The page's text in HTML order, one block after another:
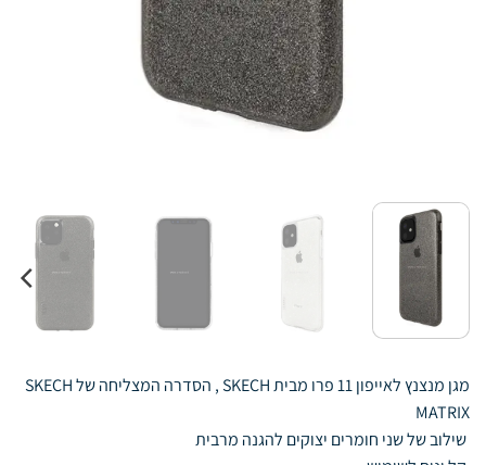
מגן מנצנץ לאייפון 11 פרו מבית SKECH , הסדרה המצליחה של SKECH
MATRIX
שילוב של שני חומרים יצוקים להגנה מרבית